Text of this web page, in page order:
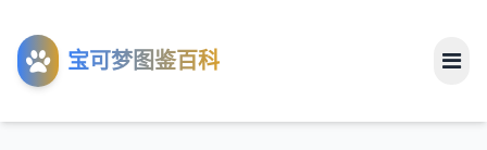
宝可梦图鉴百科
工具
关于